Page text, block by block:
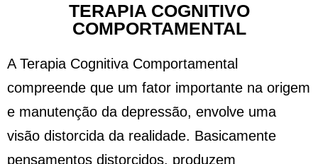
TERAPIA COGNITIVO
COMPORTAMENTAL
A Terapia Cognitiva Comportamental
compreende que um fator importante na origem
e manutenção da depressão, envolve uma
visão distorcida da realidade. Basicamente
pensamentos distorcidos, produzem